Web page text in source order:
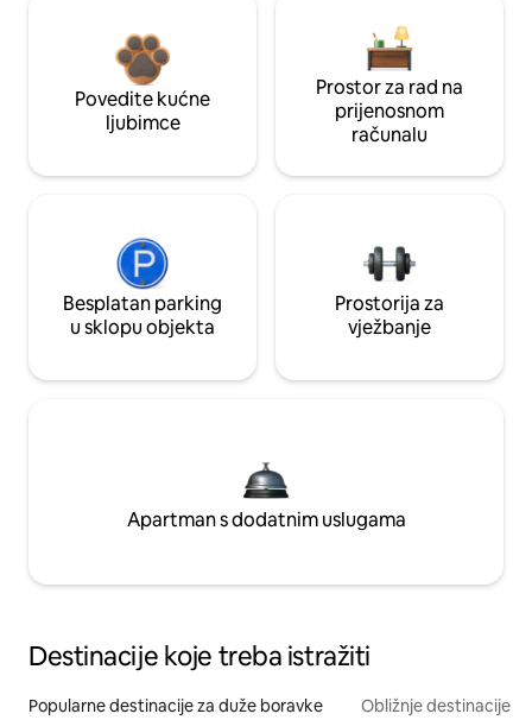
Povedite kućne
ljubimce
Prostor za rad na
prijenosnom
računalu
Besplatan parking
u sklopu objekta
Prostorija za
vježbanje
Apartman s dodatnim uslugama
Destinacije koje treba istražiti
Popularne destinacije za duže boravke Obližnje destinacije